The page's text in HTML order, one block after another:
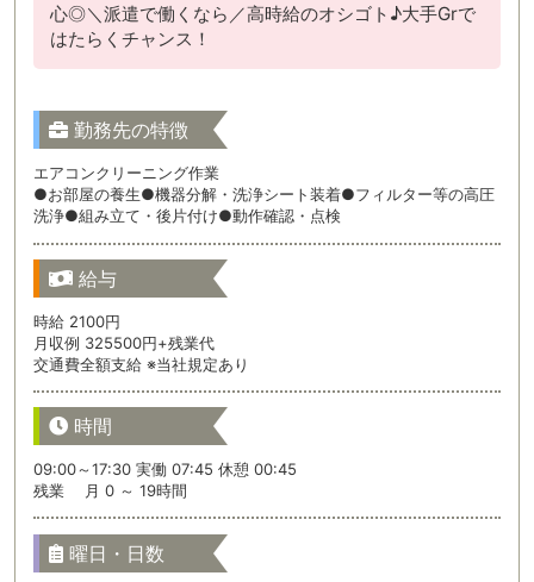
心◎＼派遣で働くなら／高時給のオシゴト♪大手Grで
はたらくチャンス！
勤務先の特徴
エアコンクリーニング作業
●お部屋の養生●機器分解・洗浄シート装着●フィルター等の高圧
洗浄●組み立て・後片付け●動作確認・点検
給与
時給 2100円
月収例 325500円+残業代
交通費全額支給 ※当社規定あり
時間
09:00～17:30 実働 07:45 休憩 00:45
残業 月 0 ～ 19時間
曜日・日数